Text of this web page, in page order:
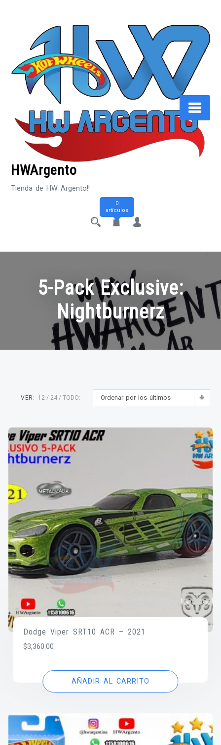
HWArgento
Tienda de HW Argento!!
0
artículos
5-Pack Exclusive:
Nightburnerz
Ordenar por los últimos
VER: 12 24 TODO:
Dodge Viper SRT10 ACR – 2021
$3,360.00
AÑADIR AL CARRITO